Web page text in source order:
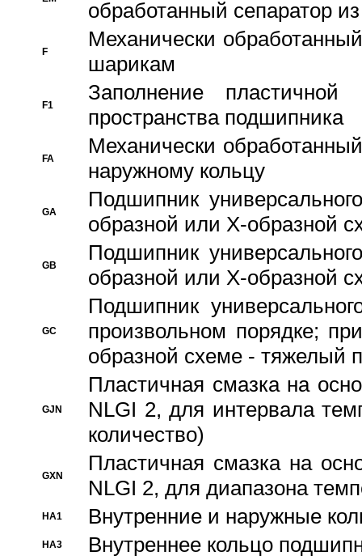
обработанный сепаратор
F
Механически
шарикам
F1
Заполнение
пространства подшипника
FA
Механически
наружному кольцу
GA
Подшипник
образной или Х-образной
GB
Подшипник
образной или Х-образной
GC
Подшипник
произвольном порядке;
образной схеме - тяжелый
GJN
Пластичная смазка на
NLGI 2, для интервала
количество)
GXN
Пластичная смазка на
NLGI 2, для диапазона
HA1 Внутренние и наружные
HA3 Bнутреннее кольцо